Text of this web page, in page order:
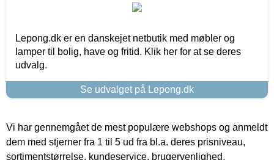
Lepong.dk er en danskejet netbutik med møbler og
lamper til bolig, have og fritid. Klik her for at se deres
udvalg.
Se udvalget på Lepong.dk
Vi har gennemgået de mest populære webshops og anmeldt
dem med stjerner fra 1 til 5 ud fra bl.a. deres prisniveau,
sortimentstørrelse, kundeservice, brugervenlighed,